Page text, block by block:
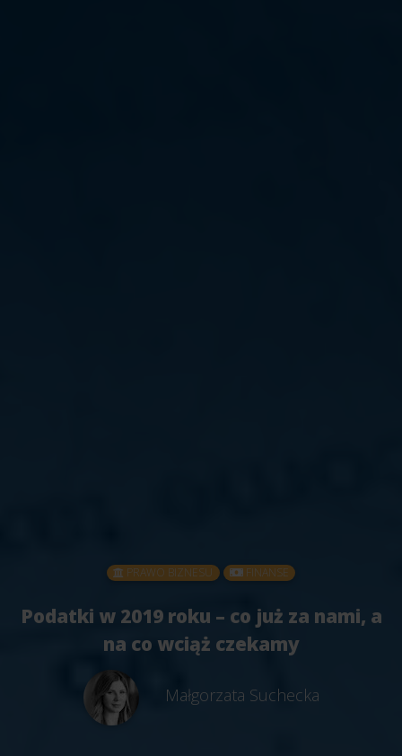
PRAWO BIZNESU FINANSE
Podatki w 2019 roku – co już za nami, a
na co wciąż czekamy
Małgorzata Suchecka